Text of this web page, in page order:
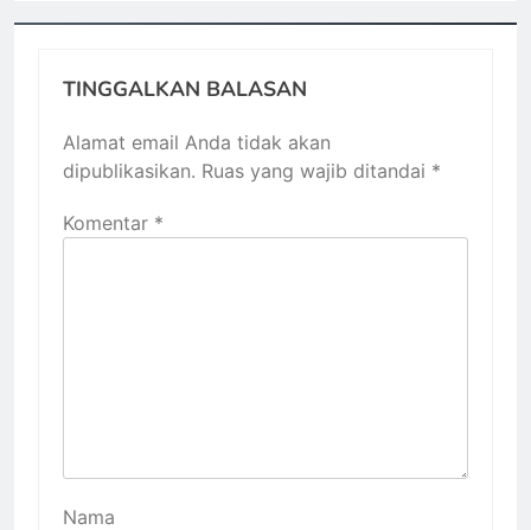
TINGGALKAN BALASAN
Alamat email Anda tidak akan
dipublikasikan. Ruas yang wajib ditandai *
Komentar *
Nama